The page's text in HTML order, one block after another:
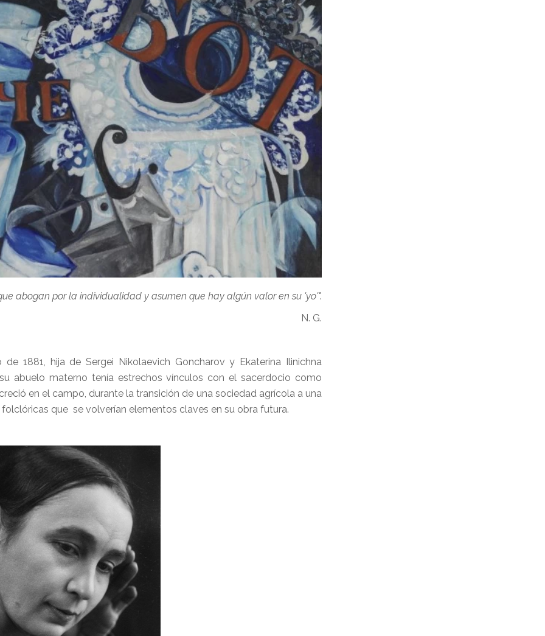
abogan por la individualidad y asumen que hay algún valor en su 'yo'".
N. G.
1881, hija de Sergei Nikolaevich Goncharov y Ekaterina Ilinichna
abuelo materno tenía estrechos vínculos con el sacerdocio como
en el campo, durante la transición de una sociedad agrícola a una
que se volverían elementos claves en su obra futura.